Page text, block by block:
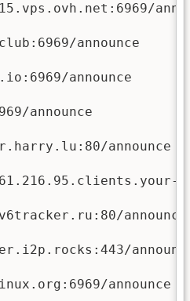
announce
announce
announce
announce
announce
announce